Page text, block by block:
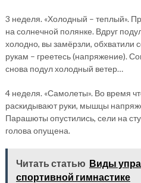
3 неделя. «Холодный – теплый».
на солнечной полянке. Вдруг
холодно, вы замёрзли, обхватили
рукам – греетесь (напряжение).
снова подул холодный ветер…
4 неделя. «Самолеты». Во время
раскидывают руки, мышцы
Парашюты опустились, сели на
голова опущена.
Читать статью Виды
спортивной гимнастике